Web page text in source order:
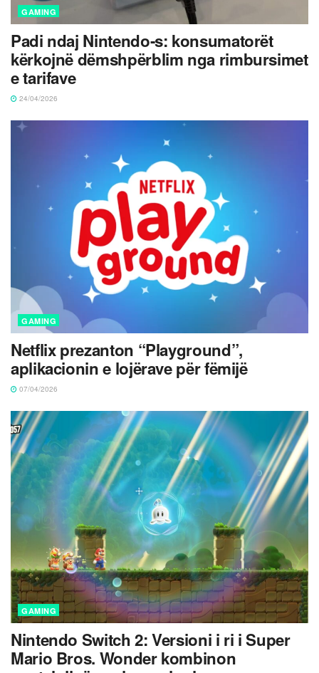
GAMING
Padi ndaj Nintendo-s: konsumatorët
kërkojnë dëmshpërblim nga rimbursimet
e tarifave
24/04/2026
GAMING
Netflix prezanton “Playground”,
aplikacionin e lojërave për fëmijë
07/04/2026
GAMING
Nintendo Switch 2: Versioni i ri i Super
Mario Bros. Wonder kombinon